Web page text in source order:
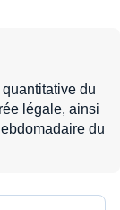
du
légale, ainsi
du